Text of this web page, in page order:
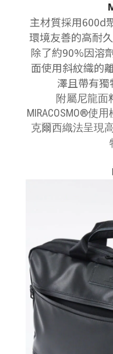
主材質採用600d
環境友善的高耐
除了約90%因溶
面使用斜紋織的
澤且帶有獨
附屬尼龍面
MIRACOSMO®使
克爾西織法呈現